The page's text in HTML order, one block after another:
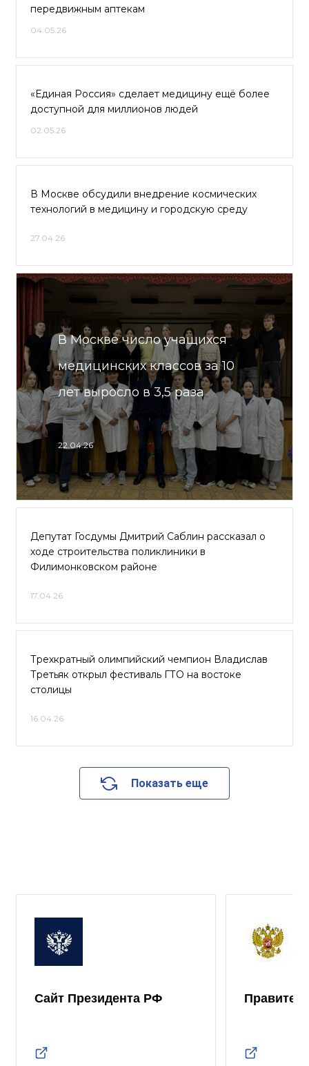
передвижным аптекам
04.05.26
«Единая Россия» сделает медицину ещё более
доступной для миллионов людей
02.05.26
В Москве обсудили внедрение космических
технологий в медицину и городскую среду
27.04.26
В Москве число учащихся
медицинских классов за 10
лет выросло в 3,5 раза
22.04.26
Депутат Госдумы Дмитрий Саблин рассказал о
ходе строительства поликлиники в
Филимонковском районе
17.04.26
Трехкратный олимпийский чемпион Владислав
Третьяк открыл фестиваль ГТО на востоке
столицы
16.04.26
Показать еще
Сайт Президента РФ